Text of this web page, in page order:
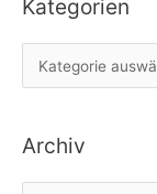
h
c
h
Kategorien
a
e
Archiv